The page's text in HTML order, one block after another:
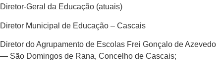
Diretor-Geral da Educação (atuais)
Diretor Municipal de Educação – Cascais
Diretor do Agrupamento de Escolas Frei Gonçalo de Azevedo
— São Domingos de Rana, Concelho de Cascais;